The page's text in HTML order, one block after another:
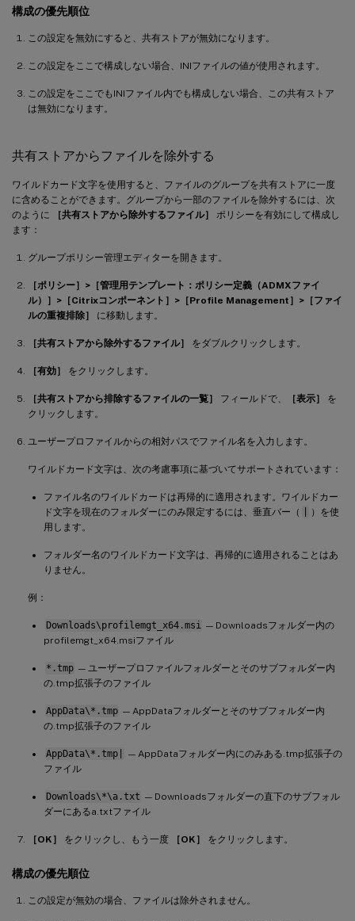
構成の優先順位
この設定を無効にすると、共有ストアが無効になります。
この設定をここで構成しない場合、INIファイルの値が使用されます。
この設定をここでもINIファイル内でも構成しない場合、この共有ストア
は無効になります。
共有ストアからファイルを除外する
ワイルドカード文字を使用すると、ファイルのグループを共有ストアに一度
に含めることができます。グループから一部のファイルを除外するには、次
のように
［共有ストアから除外するファイル］
ポリシーを有効にして構成し
ます：
グループポリシー管理エディターを開きます。
［ポリシー］>［管理用テンプレート：ポリシー定義（ADMXファイ
ル）］>［Citrixコンポーネント］>［Profile Management］>［ファイ
ルの重複排除］
に移動します。
［共有ストアから除外するファイル］ をダブルクリックします。
［有効］ をクリックします。
［共有ストアから排除するファイルの一覧］ フィールドで、 ［表示］
を
クリックします。
ユーザープロファイルからの相対パスでファイル名を入力します。
ワイルドカード文字は、次の考慮事項に基づいてサポートされています：
ファイル名のワイルドカードは再帰的に適用されます。ワイルドカー
ド文字を現在のフォルダーにのみ限定するには、垂直バー（
）を使
用します。
フォルダー名のワイルドカード文字は、再帰的に適用されることはあ
りません。
例：
Downloads\profilemgt_x64.msi — Downloadsフォルダー内の
profilemgt_x64.msiファイル
*.tmp — ユーザープロファイルフォルダーとそのサブフォルダー内
の.tmp拡張子のファイル
AppData\*.tmp — AppDataフォルダーとそのサブフォルダー内
の.tmp拡張子のファイル
AppData\*.tmp|
— AppDataフォルダー内にのみある.tmp拡張子の
ファイル
Downloads\*\a.txt — Downloadsフォルダーの直下のサブフォル
ダーにあるa.txtファイル
［OK］ をクリックし、もう一度 ［OK］ をクリックします。
構成の優先順位
この設定が無効の場合、ファイルは除外されません。